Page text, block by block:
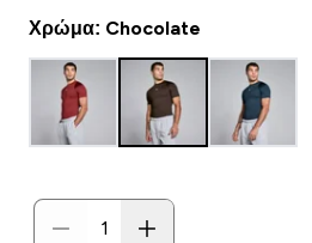
Χρώμα: Chocolate